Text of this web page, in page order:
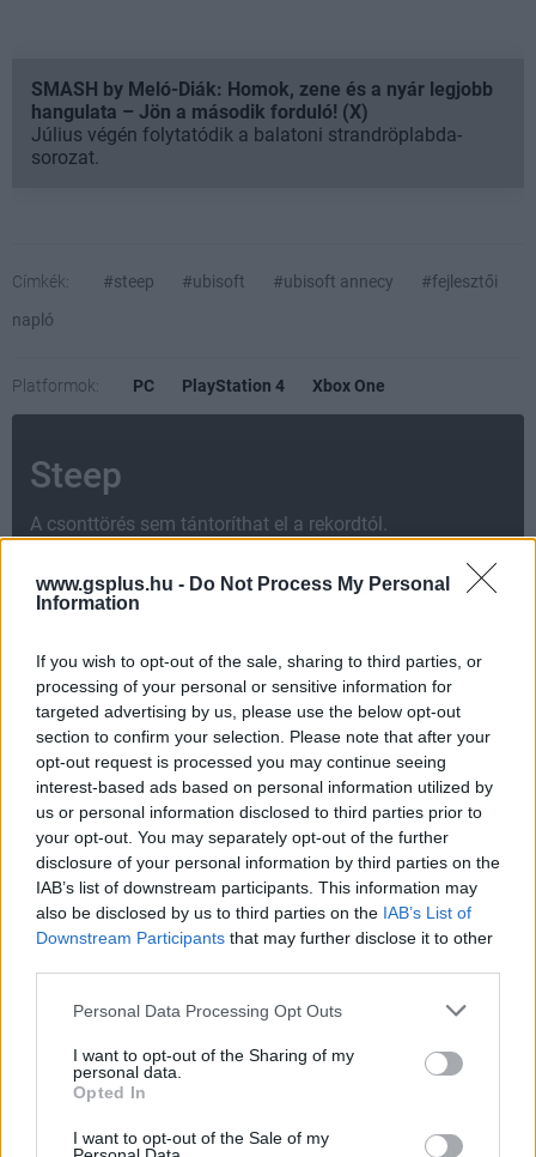
www.gsplus.hu - Do Not Process My Personal
Information
If you wish to opt-out of the sale, sharing to third parties, or
processing of your personal or sensitive information for
targeted advertising by us, please use the below opt-out
section to confirm your selection. Please note that after your
opt-out request is processed you may continue seeing
interest-based ads based on personal information utilized by
us or personal information disclosed to third parties prior to
your opt-out. You may separately opt-out of the further
disclosure of your personal information by third parties on the
IAB’s list of downstream participants. This information may
also be disclosed by us to third parties on the IAB’s List of
Downstream Participants that may further disclose it to other
Please note that this website/app uses one or more Google
not limited to your visit or usage behaviour. You may click to
grant or deny consent to Google and its third-party tags to
use your data for below specified purposes in below Google
consent section.
Personal Data Processing Opt Outs
I want to opt-out of the Sharing of my
personal data.
Opted In
I want to opt-out of the Sale of my
SMASH by Meló-Diák: Homok, zene és a nyár legjobb
hangulata – Jön a második forduló! (X)
Július végén folytatódik a balatoni strandröplabda-
sorozat.
Címkék: #steep #ubisoft #ubisoft annecy
#fejlesztői
napló
Platformok: PC PlayStation 4 Xbox One
Steep
A csonttörés sem tántoríthat el a rekordtól.
AMI TETSZETT
Meglepően változatos játéktér
Izgalmas síelés, deszkázás és repülés
AMI NEM TETSZETT
Unalmas siklóernyőzés